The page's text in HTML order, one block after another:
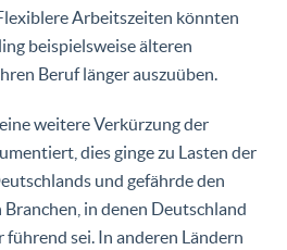
Arbeitszeiten könnten
beispielsweise älteren
Beruf länger auszuüben.
weitere Verkürzung der
dies ginge zu Lasten der
und gefährde den
in denen Deutschland
sei. In anderen Ländern